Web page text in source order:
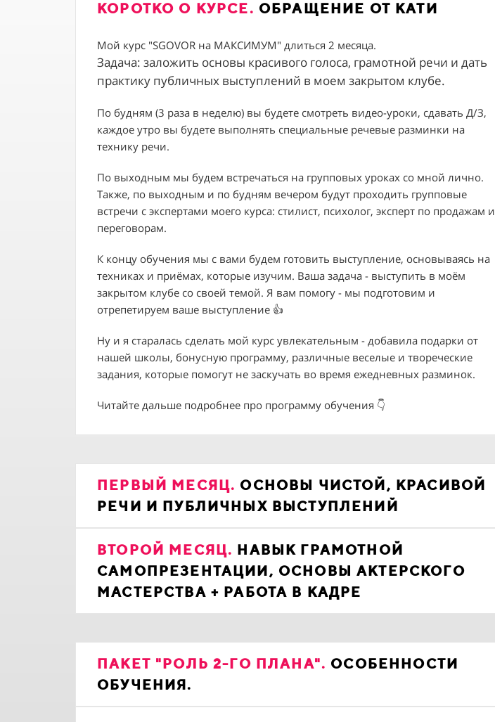
КОРОТКО О КУРСЕ. ОБРАЩЕНИЕ ОТ КАТИ
Мой курс "SGOVOR на МАКСИМУМ" длиться 2 месяца.
Задача: заложить основы красивого голоса, грамотной речи и дать
практику публичных выступлений в моем закрытом клубе.
По будням (3 раза в неделю) вы будете смотреть видео-уроки, сдавать Д/З,
каждое утро вы будете выполнять специальные речевые разминки на
технику речи.
По выходным мы будем встречаться на групповых уроках со мной лично.
Также, по выходным и по будням вечером будут проходить групповые
встречи с экспертами моего курса: стилист, психолог, эксперт по продажам и
переговорам.
К концу обучения мы с вами будем готовить выступление, основываясь на
техниках и приёмах, которые изучим. Ваша задача - выступить в моём
закрытом клубе со своей темой. Я вам помогу - мы подготовим и
отрепетируем ваше выступление 👍
Ну и я старалась сделать мой курс увлекательным - добавила подарки от
нашей школы, бонусную программу, различные веселые и твореческие
задания, которые помогут не заскучать во время ежедневных разминок.
Читайте дальше подробнее про программу обучения 👇
ПЕРВЫЙ МЕСЯЦ. ОСНОВЫ ЧИСТОЙ, КРАСИВОЙ
РЕЧИ И ПУБЛИЧНЫХ ВЫСТУПЛЕНИЙ
ВТОРОЙ МЕСЯЦ. НАВЫК ГРАМОТНОЙ
САМОПРЕЗЕНТАЦИИ, ОСНОВЫ АКТЕРСКОГО
МАСТЕРСТВА + РАБОТА В КАДРЕ
ПАКЕТ "РОЛЬ 2-ГО ПЛАНА". ОСОБЕННОСТИ
ОБУЧЕНИЯ.